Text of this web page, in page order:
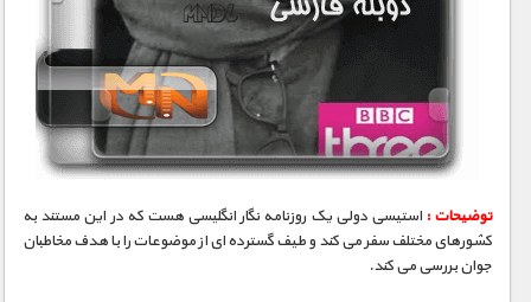
توضیحات :استیسی دولی یک روزنامه نگار انگلیسی هست که در این مستند به
کشورهای مختلف سفر می کند و طیف گسترده ای از موضوعات را با هدف مخاطبان
جوان بررسی می کند.